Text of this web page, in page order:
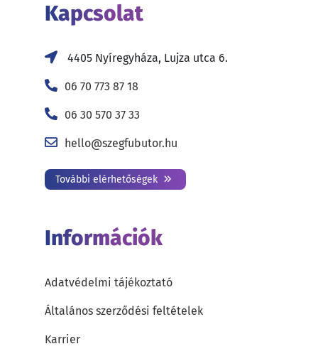
Kapcsolat
4405 Nyíregyháza, Lujza utca 6.
06 70 773 87 18
06 30 570 37 33
hello@szegfubutor.hu
További elérhetőségek
Információk
Adatvédelmi tájékoztató
Általános szerződési feltételek
Karrier